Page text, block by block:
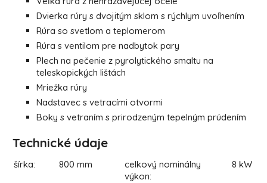
Dvierka rúry s dvojitým sklom s rýchlym uvoľnením
Rúra so svetlom a teplomerom
Rúra s ventilom pre nadbytok pary
Plech na pečenie z pyrolytického smaltu na
teleskopických lištách
Mriežka rúry
Nadstavec s vetracími otvormi
Boky s vetraním s prirodzeným tepelným prúdením
Technické údaje
šírka: 800 mm
celkový nominálny
výkon:
8 kW